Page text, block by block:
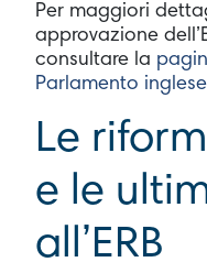
Per maggiori
approvazione
consultare la
Parlamento inglese
Le
e le
all’ERB